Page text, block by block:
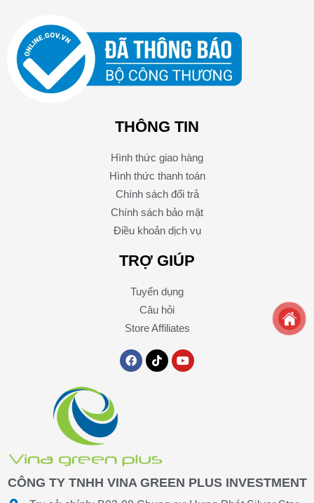
THÔNG TIN
Hình thức giao hàng
Hình thức thanh toán
Chính sách đổi trả
Chính sách bảo mật
Điều khoản dịch vụ
TRỢ GIÚP
Tuyển dụng
Câu hỏi
Store Affiliates
F
a
T
i
Y
o
CÔNG TY TNHH VINA GREEN PLUS INVESTMENT